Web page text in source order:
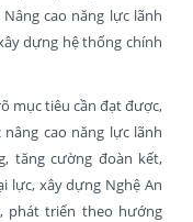
cao năng lực lãnh
dựng hệ thống chính
mục tiêu cần đạt được,
cao năng lực lãnh
tăng cường đoàn kết,
lực, xây dựng Nghệ An
phát triển theo hướng